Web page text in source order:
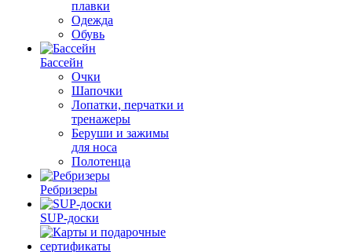
плавки
Одежда
Обувь
Бассейн
Очки
Шапочки
Лопатки, перчатки и
тренажеры
Беруши и зажимы
для носа
Полотенца
Ребризеры
SUP-доски